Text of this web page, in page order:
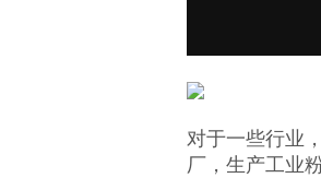
对于一些行业
厂，生产工业